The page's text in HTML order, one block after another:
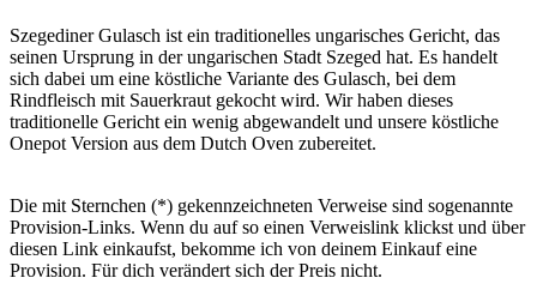
Szegediner Gulasch ist ein traditionelles ungarisches Gericht, das
seinen Ursprung in der ungarischen Stadt Szeged hat. Es handelt
sich dabei um eine köstliche Variante des Gulasch, bei dem
Rindfleisch mit Sauerkraut gekocht wird. Wir haben dieses
traditionelle Gericht ein wenig abgewandelt und unsere köstliche
Onepot Version aus dem Dutch Oven zubereitet.
Die mit Sternchen (*) gekennzeichneten Verweise sind sogenannte
Provision-Links. Wenn du auf so einen Verweislink klickst und über
diesen Link einkaufst, bekomme ich von deinem Einkauf eine
Provision. Für dich verändert sich der Preis nicht.